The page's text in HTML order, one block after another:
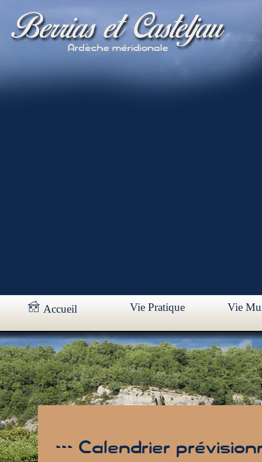
Accueil Vie Pratique Vie
--- Calendrier